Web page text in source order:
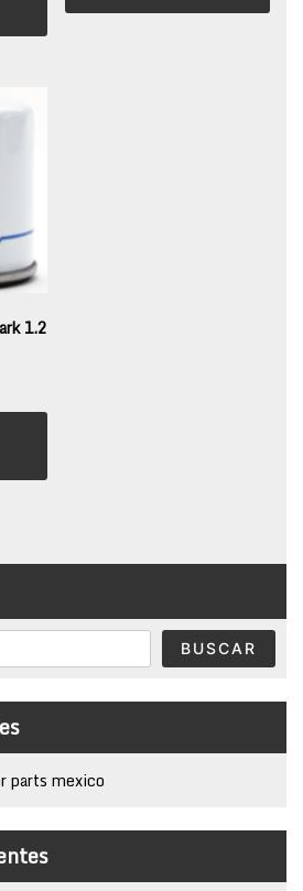
1.2
BUSCAR
parts mexico